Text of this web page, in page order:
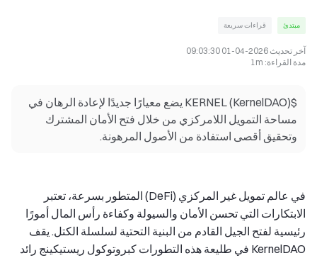
مبتدئ قراءات سريعة
آخر تحديث2026-04-01 09:03:30
مدة القراءة:
1m
$KERNEL (KernelDAO) يضع معيارًا جديدًا لإعادة الرهان في
مساحة التمويل اللامركزي من خلال فتح الأمان المشترك
وتحقيق أقصى استفادة من الأصول المرهونة.
في عالم تمويل غير المركزي (DeFi) المتطور بسرعة، تعتبر
الابتكارات التي تحسن الأمان والسيولة وكفاءة رأس المال أمورًا
رئيسية لفتح الجيل القادم من البنية التحتية لسلسلة الكتل. يقف
KernelDAO في طليعة هذه التطورات كبروتوكول ريستيكينج رائد